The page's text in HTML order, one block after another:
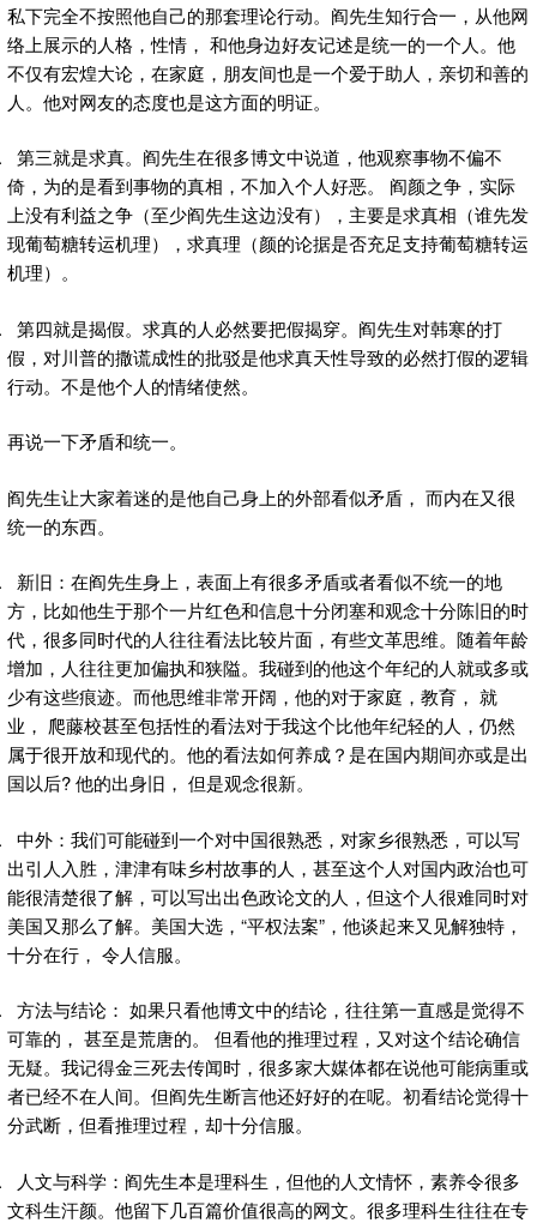
私下完全不按照他自己的那套理论行动。阎先生知行合一，从他网
络上展示的人格，性情， 和他身边好友记述是统一的一个人。他
不仅有宏煌大论，在家庭，朋友间也是一个爱于助人，亲切和善的
人。他对网友的态度也是这方面的明证。
第三就是求真。阎先生在很多博文中说道，他观察事物不偏不
倚，为的是看到事物的真相，不加入个人好恶。 阎颜之争，实际
上没有利益之争（至少阎先生这边没有），主要是求真相（谁先发
现葡萄糖转运机理），求真理（颜的论据是否充足支持葡萄糖转运
机理）。
第四就是揭假。求真的人必然要把假揭穿。阎先生对韩寒的打
假，对川普的撒谎成性的批驳是他求真天性导致的必然打假的逻辑
行动。不是他个人的情绪使然。
再说一下矛盾和统一。
阎先生让大家着迷的是他自己身上的外部看似矛盾， 而内在又很
统一的东西。
新旧：在阎先生身上，表面上有很多矛盾或者看似不统一的地
方，比如他生于那个一片红色和信息十分闭塞和观念十分陈旧的时
代，很多同时代的人往往看法比较片面，有些文革思维。随着年龄
增加，人往往更加偏执和狭隘。我碰到的他这个年纪的人就或多或
少有这些痕迹。而他思维非常开阔，他的对于家庭，教育， 就
业， 爬藤校甚至包括性的看法对于我这个比他年纪轻的人，仍然
属于很开放和现代的。他的看法如何养成？是在国内期间亦或是出
国以后? 他的出身旧， 但是观念很新。
中外：我们可能碰到一个对中国很熟悉，对家乡很熟悉，可以写
出引人入胜，津津有味乡村故事的人，甚至这个人对国内政治也可
能很清楚很了解，可以写出出色政论文的人，但这个人很难同时对
美国又那么了解。美国大选，“平权法案”，他谈起来又见解独特，
十分在行， 令人信服。
方法与结论： 如果只看他博文中的结论，往往第一直感是觉得不
可靠的， 甚至是荒唐的。 但看他的推理过程，又对这个结论确信
无疑。我记得金三死去传闻时，很多家大媒体都在说他可能病重或
者已经不在人间。但阎先生断言他还好好的在呢。初看结论觉得十
分武断，但看推理过程，却十分信服。
人文与科学：阎先生本是理科生，但他的人文情怀，素养令很多
文科生汗颜。他留下几百篇价值很高的网文。很多理科生往往在专